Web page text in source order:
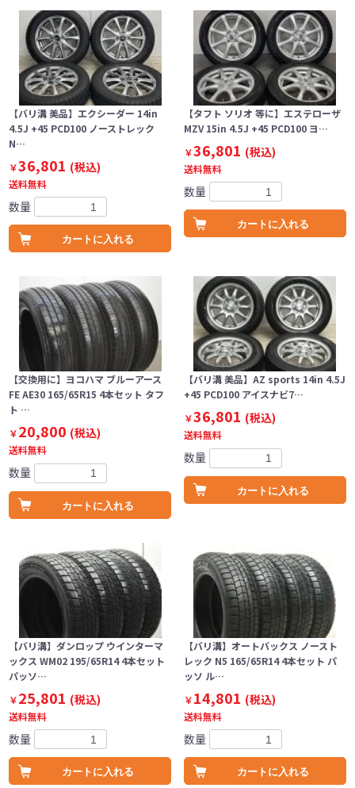
【バリ溝 美品】エクシーダー 14in
4.5J +45 PCD100 ノーストレック
N…
￥36,801 (税込)
送料無料
数量
カートに入れる
【タフト ソリオ 等に】エステローザ
MZV 15in 4.5J +45 PCD100 ヨ…
￥36,801 (税込)
送料無料
数量
カートに入れる
【交換用に】ヨコハマ ブルーアース
FE AE30 165/65R15 4本セット タフ
ト …
￥20,800 (税込)
送料無料
数量
カートに入れる
【バリ溝 美品】AZ sports 14in 4.5J
+45 PCD100 アイスナビ7…
￥36,801 (税込)
送料無料
数量
カートに入れる
【バリ溝】ダンロップ ウインターマ
ックス WM02 195/65R14 4本セット
パッソ…
￥25,801 (税込)
送料無料
数量
カートに入れる
【バリ溝】オートバックス ノースト
レック N5 165/65R14 4本セット パ
ッソ ル…
￥14,801 (税込)
送料無料
数量
カートに入れる